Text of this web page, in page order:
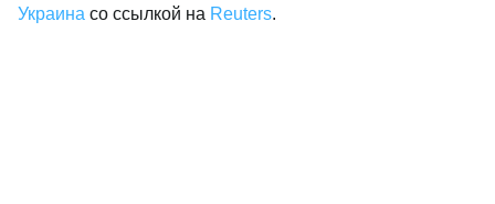
Украина со ссылкой на Reuters.